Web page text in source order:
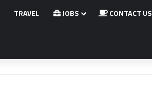
TRAVEL JOBS CONTACT US